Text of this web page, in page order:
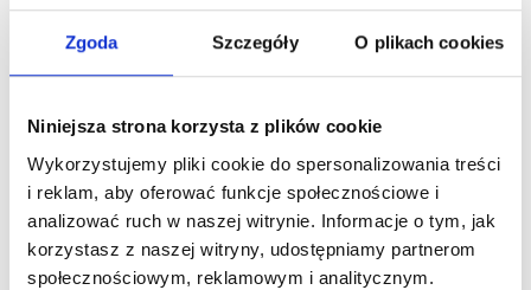
Zgoda Szczegóły O plikach cookies
Niniejsza strona korzysta z plików cookie
Wykorzystujemy pliki cookie do spersonalizowania treści
i reklam, aby oferować funkcje społecznościowe i
analizować ruch w naszej witrynie. Informacje o tym, jak
korzystasz z naszej witryny, udostępniamy partnerom
społecznościowym, reklamowym i analitycznym.